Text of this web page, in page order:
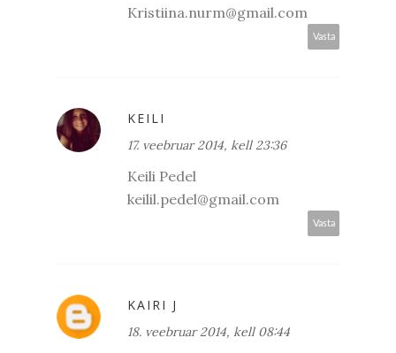
Kristiina.nurm@gmail.com
Vasta
KEILI
17. veebruar 2014, kell 23:36
Keili Pedel
keilil.pedel@gmail.com
Vasta
KAIRI J
18. veebruar 2014, kell 08:44